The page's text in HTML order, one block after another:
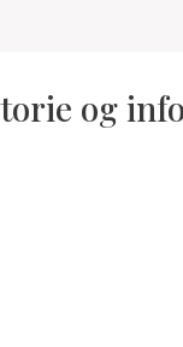
og